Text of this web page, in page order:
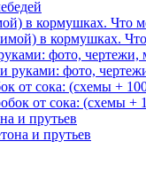
в кормушках. Что
фото, чертежи,
от сока: (схемы +
и прутьев